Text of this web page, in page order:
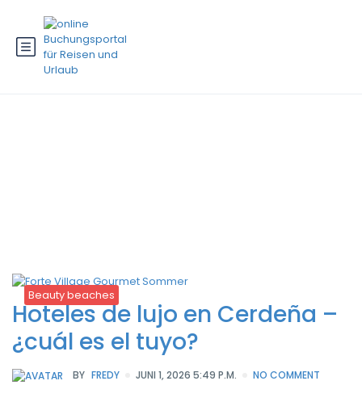
Beauty beaches
Hoteles de lujo en Cerdeña –
¿cuál es el tuyo?
BY FREDY JUNI 1, 2026 5:49 P.M. NO COMMENT